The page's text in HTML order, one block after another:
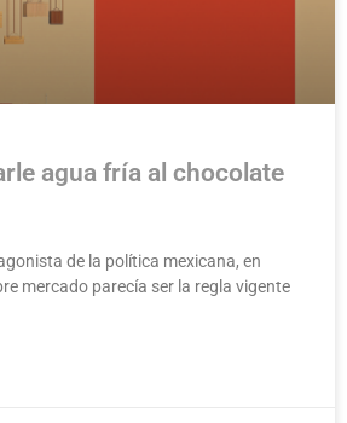
agua fría al chocolate
de la política mexicana, en
mercado parecía ser la regla vigente